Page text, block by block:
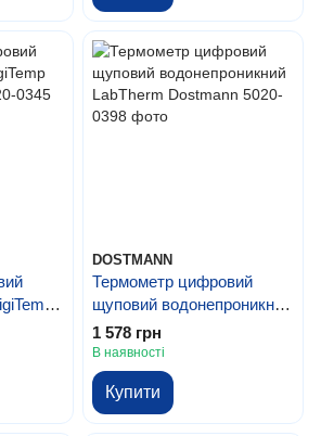
DOSTMANN
Термометр цифровий
щуповий водонепроникний
LabTherm Dostmann
1 578 грн
В наявності
Купити